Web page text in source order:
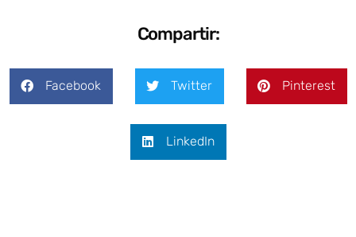
Compartir:
Facebook Twitter Pinterest
LinkedIn